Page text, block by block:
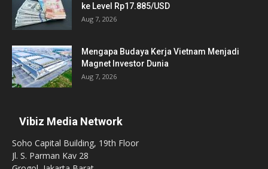
ke Level Rp17.885/USD
Aug 7, 2026
Mengapa Budaya Kerja Vietnam Menjadi
Magnet Investor Dunia
Aug 7, 2026
Vibiz Media Network
Soho Capital Building, 19th Floor
Jl. S. Parman Kav 28